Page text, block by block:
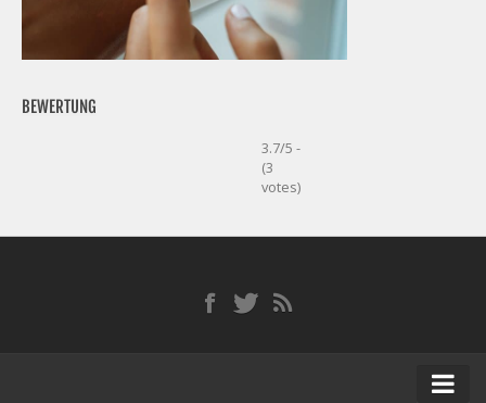
BEWERTUNG
3.7/5 -
(3
votes)